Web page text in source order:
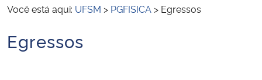
Ministério das Relações Exteriores
Ministério da Economia
Você está aqui: UFSM > PGFISICA > Egressos
Início do conteúdo
Egressos